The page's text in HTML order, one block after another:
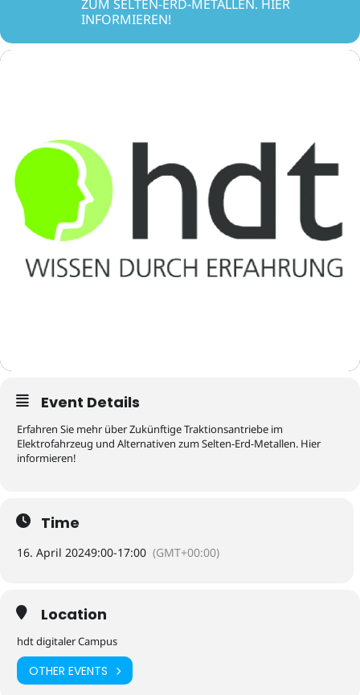
ZUM SELTEN-ERD-METALLEN. HIER
INFORMIEREN!
Event Details
Erfahren Sie mehr über Zukünftige Traktionsantriebe im
Elektrofahrzeug und Alternativen zum Selten-Erd-Metallen. Hier
informieren!
Time
16. April 20249:00-17:00 (GMT+00:00)
Location
hdt digitaler Campus
OTHER EVENTS